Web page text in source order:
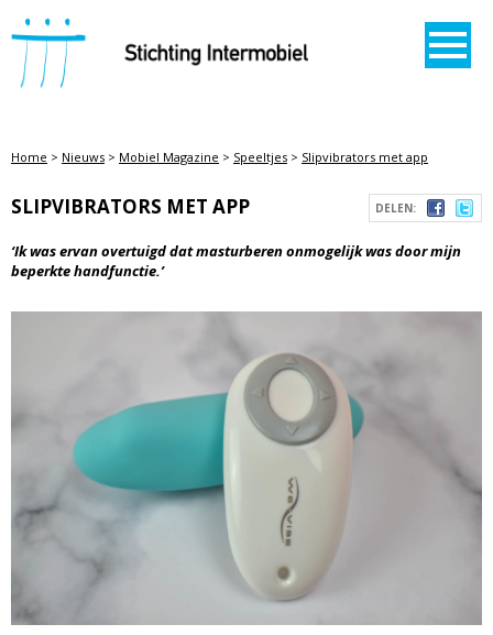
STICHTING INTERMOBIEL
Home > Nieuws > Mobiel Magazine > Speeltjes > Slipvibrators met app
DELEN:
SLIPVIBRATORS MET APP
‘Ik was ervan overtuigd dat masturberen onmogelijk was door mijn
beperkte handfunctie.’